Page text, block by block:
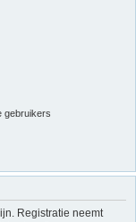
gebruikers
Registratie neemt